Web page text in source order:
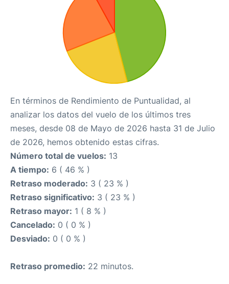
En términos de Rendimiento de Puntualidad, al
analizar los datos del vuelo de los últimos tres
meses, desde 08 de Mayo de 2026 hasta 31 de Julio
de 2026, hemos obtenido estas cifras.
Número total de vuelos: 13
A tiempo: 6 ( 46 % )
Retraso moderado: 3 ( 23 % )
Retraso significativo: 3 ( 23 % )
Retraso mayor: 1 ( 8 % )
Cancelado: 0 ( 0 % )
Desviado: 0 ( 0 % )
Retraso promedio: 22 minutos.